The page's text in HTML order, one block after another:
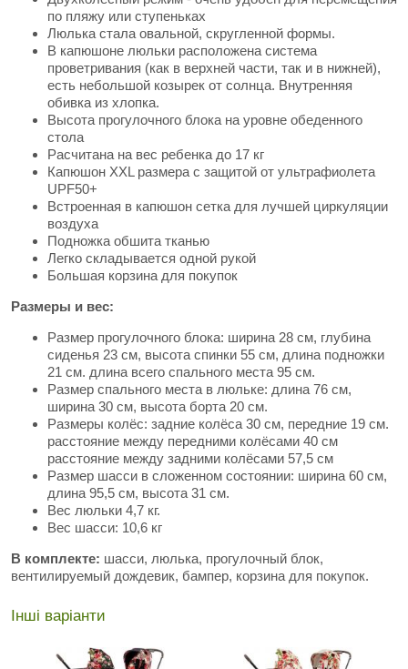
по пляжу или ступеньках
Люлька стала овальной, скругленной формы.
В капюшоне люльки расположена система
проветривания (как в верхней части, так и в нижней),
есть небольшой козырек от солнца. Внутренняя
обивка из хлопка.
Высота прогулочного блока на уровне обеденного
стола
Расчитана на вес ребенка до 17 кг
Капюшон XXL размера с защитой от ультрафиолета
UPF50+
Встроенная в капюшон сетка для лучшей циркуляции
воздуха
Подножка обшита тканью
Легко складывается одной рукой
Большая корзина для покупок
Размеры и вес:
Размер прогулочного блока: ширина 28 см, глубина
сиденья 23 см, высота спинки 55 см, длина подножки
21 см. длина всего спального места 95 см.
Размер спального места в люльке: длина 76 см,
ширина 30 см, высота борта 20 см.
Размеры колёс: задние колёса 30 см, передние 19 см.
расстояние между передними колёсами 40 см
расстояние между задними колёсами 57,5 см
Размер шасси в сложенном состоянии: ширина 60 см,
длина 95,5 см, высота 31 см.
Вес люльки 4,7 кг.
Вес шасси: 10,6 кг
В комплекте: шасси, люлька, прогулочный блок,
вентилируемый дождевик, бампер, корзина для покупок.
Інші варіанти